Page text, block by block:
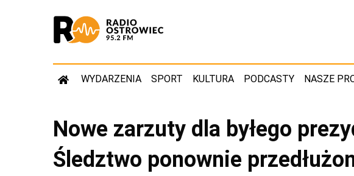
WYDARZENIA SPORT KULTURA PODCASTY NASZE
Nowe zarzuty dla byłego
Śledztwo ponownie